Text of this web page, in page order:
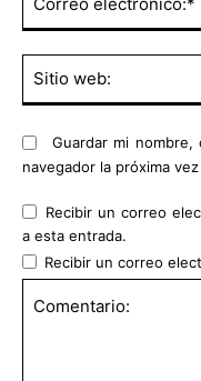
Guardar mi
navegador la próxima
Recibir un correo
a esta entrada.
Recibir un correo